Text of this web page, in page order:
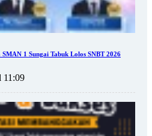
1 Sungai Tabuk Lolos SNBT 2026
11:09